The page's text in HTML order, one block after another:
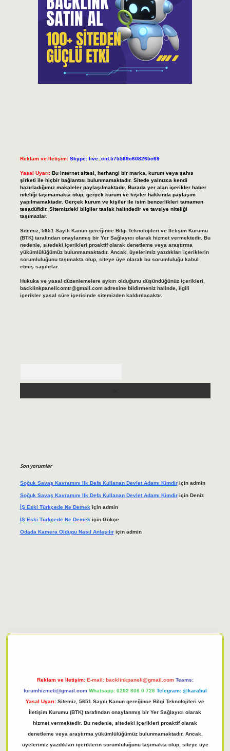
Reklam ve İletişim: Skype: live:.cid.575569c608265c69
Yasal Uyarı: Bu internet sitesi, herhangi bir marka, kurum veya şahıs
şirketi ile hiçbir bağlantısı bulunmamaktadır. Sitede yalnızca kendi
hazırladığımız makaleler paylaşılmaktadır. Burada yer alan içerikler haber
niteliği taşımamakta olup, gerçek kurum ve kişiler hakkında paylaşım
yapılmamaktadır. Gerçek kurum ve kişiler ile isim benzerlikleri tamamen
tesadüfidir. Sitemizdeki bilgiler taslak halindedir ve tavsiye niteliği
taşımazlar.
Sitemiz, 5651 Sayılı Kanun gereğince Bilgi Teknolojileri ve İletişim Kurumu
(BTK) tarafından onaylanmış bir Yer Sağlayıcı olarak hizmet vermektedir. Bu
nedenle, sitedeki içerikleri proaktif olarak denetleme veya araştırma
yükümlülüğümüz bulunmamaktadır. Ancak, üyelerimiz yazdıkları içeriklerin
sorumluluğunu taşımakta olup, siteye üye olarak bu sorumluluğu kabul
etmiş sayılırlar.
Hukuka ve yasal düzenlemelere aykırı olduğunu düşündüğünüz içerikleri,
backlinkpanelicomtr@gmail.comadresine bildirmeniz halinde, ilgili
içerikler yasal süre içerisinde sitemizden kaldırılacaktır.
Son yorumlar
Soğuk Savaş Kavramını Ilk Defa Kullanan Devlet Adamı Kimdiriçin admin
Soğuk Savaş Kavramını Ilk Defa Kullanan Devlet Adamı Kimdiriçin Deniz
İŞ Eski Türkçede Ne Demekiçin admin
İŞ Eski Türkçede Ne Demek için Gökçe
Odada Kamera Oldugu Nasıl Anlaşılıriçin admin
Reklam ve İletişim: E-mail: backlinkpaneli@gmail.com Teams:
forumhizmeti@gmail.com Whatsapp: 0262 606 0 726 Telegram: @karabul
Yasal Uyarı: Sitemiz, 5651 Sayılı Kanun gereğince Bilgi Teknolojileri ve
İletişim Kurumu (BTK) tarafından onaylanmış bir Yer Sağlayıcı olarak
hizmet vermektedir. Bu nedenle, sitedeki içerikleri proaktif olarak
denetleme veya araştırma yükümlülüğümüz bulunmamaktadır. Ancak,
üyelerimiz yazdıkları içeriklerin sorumluluğunu taşımakta olup, siteye üye